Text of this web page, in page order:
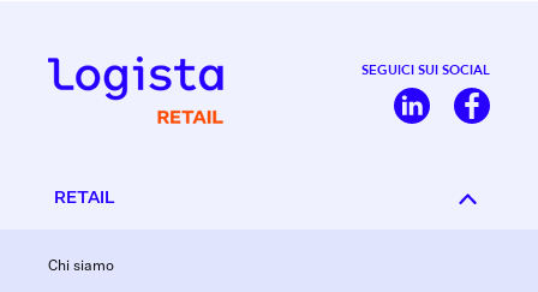
SEGUICI SUI SOCIAL
RETAIL
Chi siamo